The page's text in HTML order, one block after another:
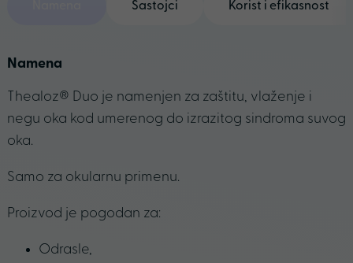
Sastojci Korist i efikasnost
Namena
Thealoz® Duo je namenjen za zaštitu, vlaženje i
negu oka kod umerenog do izrazitog sindroma suvog
oka.
Samo za okularnu primenu.
Proizvod je pogodan za:
Odrasle,